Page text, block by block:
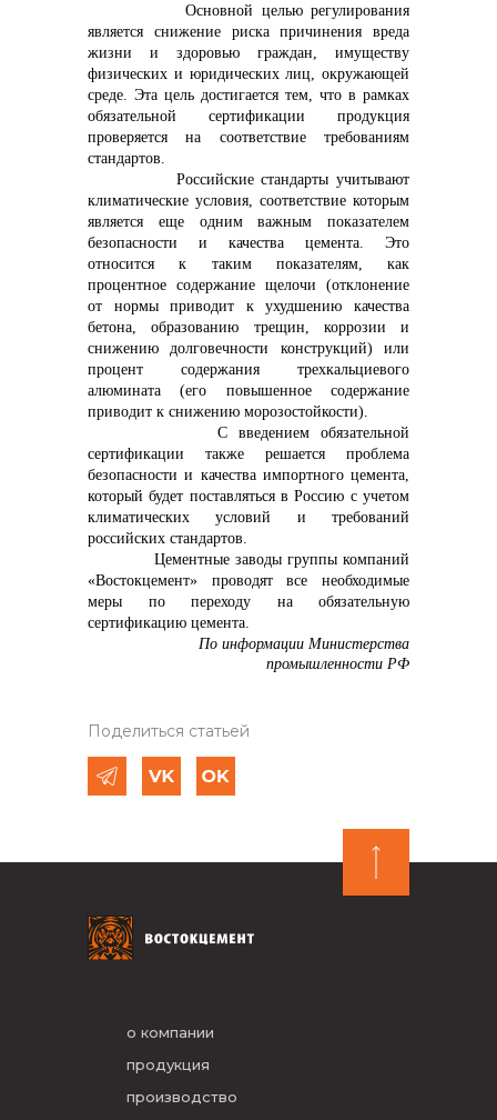
Основной целью регулирования
является снижение риска причинения вреда
жизни и здоровью граждан, имуществу
физических и юридических лиц, окружающей
среде. Эта цель достигается тем, что в рамках
обязательной сертификации продукция
проверяется на соответствие требованиям
стандартов.
Российские стандарты учитывают
климатические условия, соответствие которым
является еще одним важным показателем
безопасности и качества цемента. Это
относится к таким показателям, как
процентное содержание щелочи (отклонение
от нормы приводит к ухудшению качества
бетона, образованию трещин, коррозии и
снижению долговечности конструкций) или
процент содержания трехкальциевого
алюмината (его повышенное содержание
приводит к снижению морозостойкости).
С введением обязательной
сертификации также решается проблема
безопасности и качества импортного цемента,
который будет поставляться в Россию с учетом
климатических условий и требований
российских стандартов.
Цементные заводы группы компаний
«Востокцемент» проводят все необходимые
меры по переходу на обязательную
сертификацию цемента.
По информации Министерства
промышленности РФ
Поделиться статьей
о компании
продукция
производство